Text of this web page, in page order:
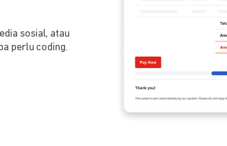
sosial, atau
perlu coding.